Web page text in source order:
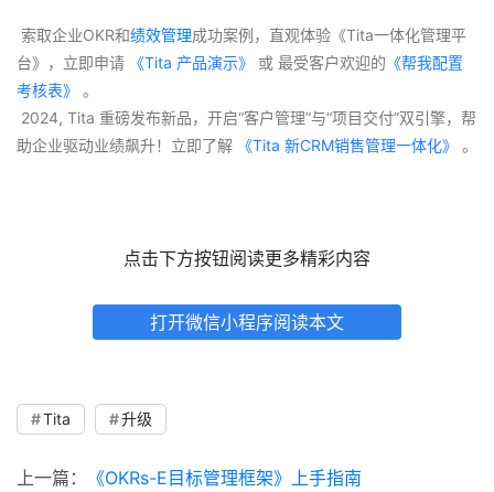
索取企业OKR和绩效管理成功案例，直观体验《Tita一体化管理平
台》，立即申请 《Tita 产品演示》 或 最受客户欢迎的 《帮我配置
考核表》
。
助企业驱动业绩飙升！立即了解 《Tita 新CRM销售管理一体化》 。
点击下方按钮阅读更多精彩内容
打开微信小程序阅读本文
Tita 升级
上一篇：
《OKRs-E目标管理框架》上手指南